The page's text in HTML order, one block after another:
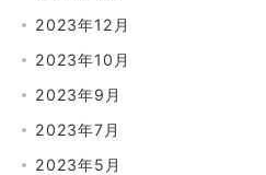
2023年12月
2023年10月
2023年9月
2023年7月
2023年5月